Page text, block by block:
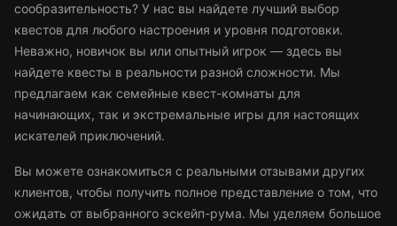
сообразительность? У нас вы найдете лучший выбор
квестов для любого настроения и уровня подготовки.
Неважно, новичок вы или опытный игрок — здесь вы
найдете квесты в реальности разной сложности. Мы
предлагаем как семейные квест-комнаты для
начинающих, так и экстремальные игры для настоящих
искателей приключений.
Вы можете ознакомиться с реальными отзывами других
клиентов, чтобы получить полное представление о том, что
ожидать от выбранного эскейп-рума. Мы уделяем большое